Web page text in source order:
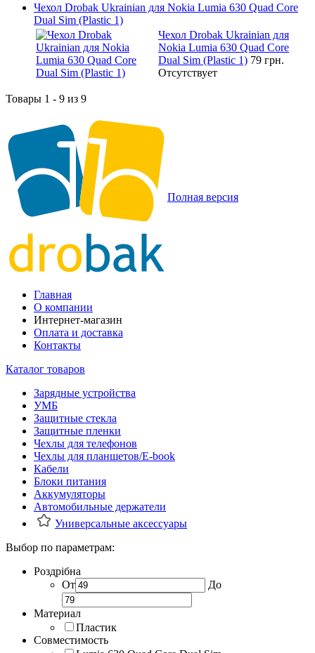
Чехол Drobak Ukrainian для Nokia Lumia 630 Quad Core
Dual Sim (Plastic 1)
Чехол Drobak Ukrainian для
Nokia Lumia 630 Quad Core
Dual Sim (Plastic 1) 79 грн.
Отсутствует
Товары 1 - 9 из 9
Полная версия
Главная
О компании
Интернет-магазин
Оплата и доставка
Контакты
Каталог товаров
Зарядные устройства
УМБ
Защитные стекла
Защитные пленки
Чехлы для телефонов
Чехлы для планшетов/E-book
Кабели
Блоки питания
Аккумуляторы
Автомобильные держатели
Универсальные аксессуары
Выбор по параметрам:
Роздрібна
От
До
Материал
Пластик
Совместимость